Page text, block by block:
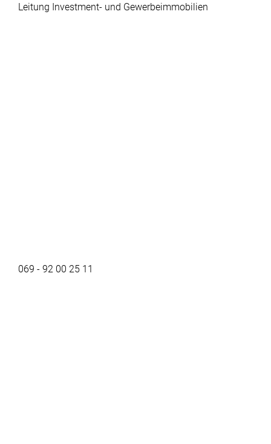
Leitung Investment- und Gewerbeimmobilien
069 - 92 00 25 11